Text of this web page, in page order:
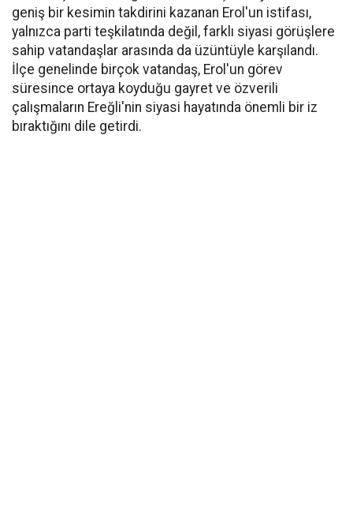
geniş bir kesimin takdirini kazanan Erol'un istifası,
yalnızca parti teşkilatında değil, farklı siyasi görüşlere
sahip vatandaşlar arasında da üzüntüyle karşılandı.
İlçe genelinde birçok vatandaş, Erol'un görev
süresince ortaya koyduğu gayret ve özverili
çalışmaların Ereğli'nin siyasi hayatında önemli bir iz
bıraktığını dile getirdi.